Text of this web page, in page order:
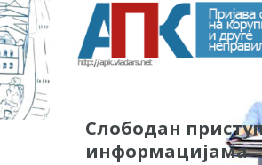
Слободан
информацијама